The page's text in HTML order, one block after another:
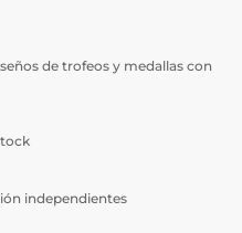
de trofeos y medallas con
independientes